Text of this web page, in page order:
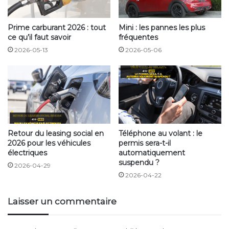
Elkann.
Inscrivez-vous à notre Newsletter pour ne rater
aucunes informations et suivez toutes l’actualité
automobile sur
Prime carburant 2026 : tout
ce qu’il faut savoir
2026-05-13
Mini : les pannes les plus
fréquentes
2026-05-06
Retour du leasing social en
2026 pour les véhicules
électriques
2026-04-29
Téléphone au volant : le
permis sera-t-il
automatiquement
suspendu ?
2026-04-22
Laisser un commentaire